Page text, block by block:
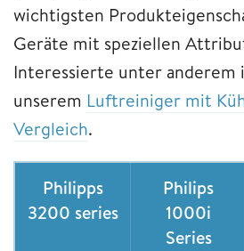
wichtigsten
Geräte mit speziellen
Interessierte unter anderem
unserem Luftreiniger mit
Vergleich.
Philipps
3200 series
Philips
1000i
Series